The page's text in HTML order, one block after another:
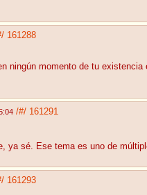
161288
ningún momento de tu
/#/ 161291
ya sé. Ese tema es uno de
161293